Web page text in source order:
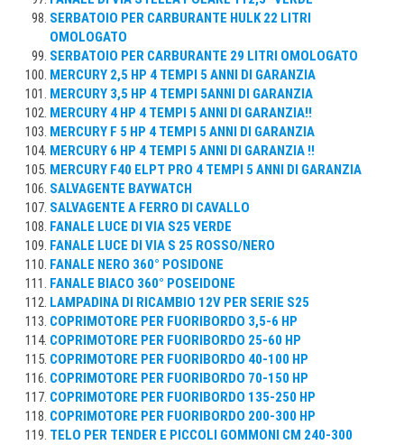
SERBATOIO PER CARBURANTE HULK 22 LITRI
OMOLOGATO
SERBATOIO PER CARBURANTE 29 LITRI OMOLOGATO
MERCURY 2,5 HP 4 TEMPI 5 ANNI DI GARANZIA
MERCURY 3,5 HP 4 TEMPI 5ANNI DI GARANZIA
MERCURY 4 HP 4 TEMPI 5 ANNI DI GARANZIA!!
MERCURY F 5 HP 4 TEMPI 5 ANNI DI GARANZIA
MERCURY 6 HP 4 TEMPI 5 ANNI DI GARANZIA !!
MERCURY F40 ELPT PRO 4 TEMPI 5 ANNI DI GARANZIA
SALVAGENTE BAYWATCH
SALVAGENTE A FERRO DI CAVALLO
FANALE LUCE DI VIA S25 VERDE
FANALE LUCE DI VIA S 25 ROSSO/NERO
FANALE NERO 360° POSIDONE
FANALE BIACO 360° POSEIDONE
LAMPADINA DI RICAMBIO 12V PER SERIE S25
COPRIMOTORE PER FUORIBORDO 3,5-6 HP
COPRIMOTORE PER FUORIBORDO 25-60 HP
COPRIMOTORE PER FUORIBORDO 40-100 HP
COPRIMOTORE PER FUORIBORDO 70-150 HP
COPRIMOTORE PER FUORIBORDO 135-250 HP
COPRIMOTORE PER FUORIBORDO 200-300 HP
TELO PER TENDER E PICCOLI GOMMONI CM 240-300